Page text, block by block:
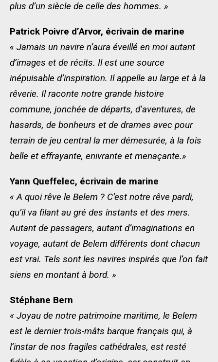
plus d’un siècle de celle des hommes. »
Patrick Poivre d’Arvor, écrivain de marine
« Jamais un navire n’aura éveillé en moi autant
d’images et de récits. Il est une source
inépuisable d’inspiration. Il appelle au large et à la
rêverie. Il raconte notre grande histoire
commune, jonchée de départs, d’aventures, de
hasards, de bonheurs et de drames avec pour
terrain de jeu central la mer démesurée, à la fois
belle et effrayante, enivrante et menaçante.»
Yann Queffelec, écrivain de marine
« A quoi rêve le Belem ? C’est notre rêve pardi,
qu’il va filant au gré des instants et des mers.
Autant de passagers, autant d’imaginations en
voyage, autant de Belem différents dont chacun
est vrai. Tels sont les navires inspirés que l’on fait
siens en montant à bord. »
Stéphane Bern
« Joyau de notre patrimoine maritime, le Belem
est le dernier trois-mâts barque français qui, à
l’instar de nos fragiles cathédrales, est resté